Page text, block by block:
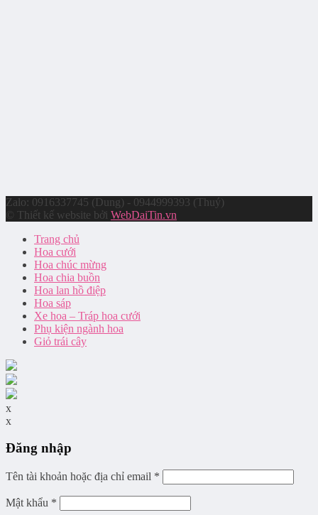
Zalo: 0916337745 (Dung) - 0944999393 (Thuý)
© Thiết kế website bởi WebDaiTin.vn
Trang chủ
Hoa cưới
Hoa chúc mừng
Hoa chia buồn
Hoa lan hồ điệp
Hoa sáp
Xe hoa – Tráp hoa cưới
Phụ kiện ngành hoa
Giỏ trái cây
x
x
Đăng nhập
Tên tài khoản hoặc địa chỉ email *
Mật khẩu *